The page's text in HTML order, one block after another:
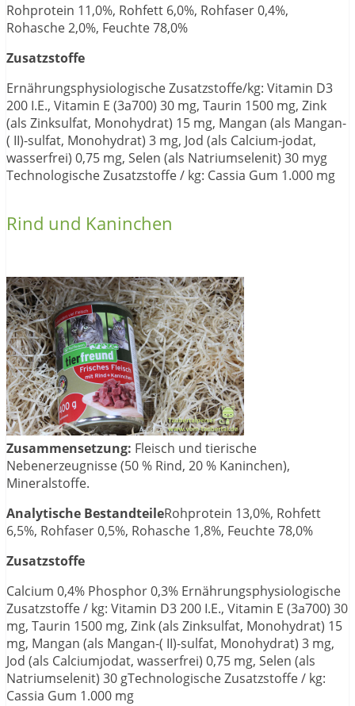
Rohprotein 11,0%, Rohfett 6,0%, Rohfaser 0,4%,
Rohasche 2,0%, Feuchte 78,0%
Zusatzstoffe
Ernährungsphysiologische Zusatzstoffe/kg: Vitamin D3
200 I.E., Vitamin E (3a700) 30 mg, Taurin 1500 mg, Zink
(als Zinksulfat, Monohydrat) 15 mg, Mangan (als Mangan-
( II)-sulfat, Monohydrat) 3 mg, Jod (als Calcium-jodat,
wasserfrei) 0,75 mg, Selen (als Natriumselenit) 30 myg
Technologische Zusatzstoffe / kg: Cassia Gum 1.000 mg
Rind und Kaninchen
Zusammensetzung: Fleisch und tierische
Nebenerzeugnisse (50 % Rind, 20 % Kaninchen),
Mineralstoffe.
Analytische BestandteileRohprotein 13,0%, Rohfett
6,5%, Rohfaser 0,5%, Rohasche 1,8%, Feuchte 78,0%
Zusatzstoffe
Calcium 0,4% Phosphor 0,3% Ernährungsphysiologische
Zusatzstoffe / kg: Vitamin D3 200 I.E., Vitamin E (3a700) 30
mg, Taurin 1500 mg, Zink (als Zinksulfat, Monohydrat) 15
mg, Mangan (als Mangan-( II)-sulfat, Monohydrat) 3 mg,
Jod (als Calciumjodat, wasserfrei) 0,75 mg, Selen (als
Natriumselenit) 30 gTechnologische Zusatzstoffe / kg:
Cassia Gum 1.000 mg